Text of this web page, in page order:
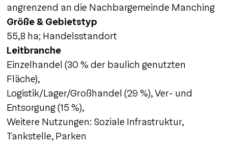
angrenzend an die Nachbargemeinde Manching
Größe & Gebietstyp
55,8 ha; Handelsstandort
Leitbranche
Einzelhandel (30 % der baulich genutzten
Fläche),
Logistik/Lager/Großhandel (29 %), Ver- und
Entsorgung (15 %),
Weitere Nutzungen: Soziale Infrastruktur,
Tankstelle, Parken